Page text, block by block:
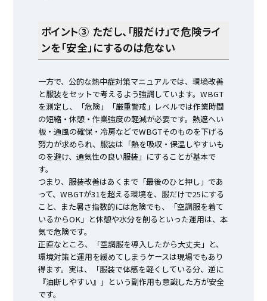
ポイント③ ただし、「服だけ」で危険ライ
ンを「安全」にするのは危ない
一方で、公的な熱中症対策マニュアルでは、環境改善
と服装をセットで考えるよう強調しています。WBGT
を測定し、「危険」「厳重警戒」レベルでは作業時間
の短縮・休憩・作業強度の軽減が必要です。熱遮へい
板・通風の確保・冷房などでWBGTそのものを下げる
努力が求められ、服装は「熱を吸収・保温しやすいも
のを避け、通気性の良い服装」にすることが基本で
す。
つまり、服装改善はあくまで「最後のひと押し」であ
って、WBGTが31を超える環境を、服だけで25にする
こと、また暑さ指数的には危険でも、「空調服を着て
いるからOK」と休憩や水分を削るといった運用は、本
気で危険です。
正直なところ、「空調服を導入したから大丈夫」と、
環境対策と運用を緩めてしまうケースは現場でもあり
得ます。実は、「服装で体感を軽くしている分、逆に
『油断しやすい』」という副作用も意識した方が安全
です。